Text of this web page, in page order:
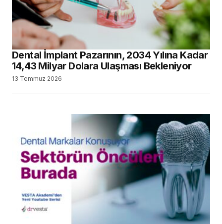
Dental İmplant Pazarının, 2034 Yılına Kadar
14,43 Milyar Dolara Ulaşması Bekleniyor
13 Temmuz 2026